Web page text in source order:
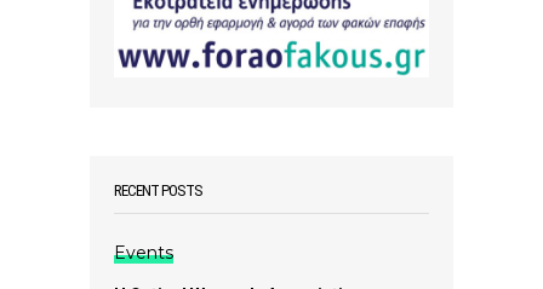
RECENT POSTS
Events